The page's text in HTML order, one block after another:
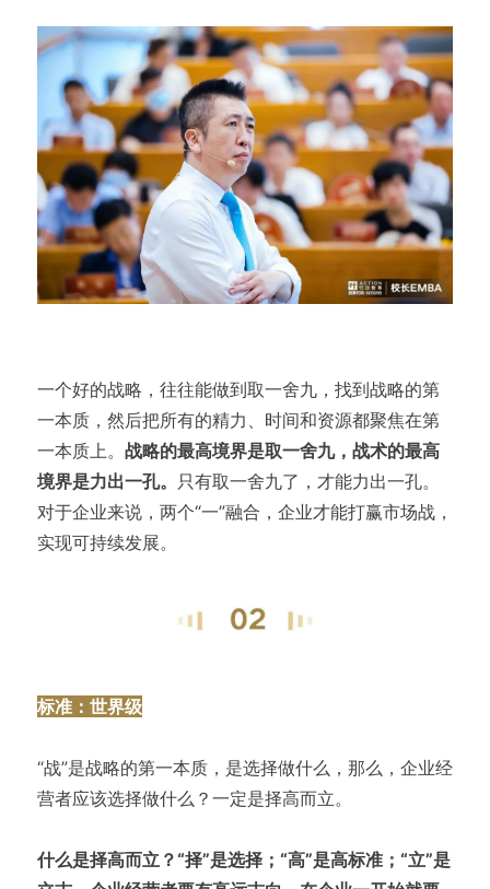
一个好的战略，往往能做到取一舍九，找到战略的第
一本质，然后把所有的精力、时间和资源都聚焦在第
一本质上。 战略的最高境界是取一舍九，战术的最高
境界是力出一孔。 只有取一舍九了，才能力出一孔。
对于企业来说，两个“一”融合，企业才能打赢市场战，
实现可持续发展。
标准：世界级
“战”是战略的第一本质，是选择做什么，那么，企业经
营者应该选择做什么？一定是择高而立。
什么是择高而立？“择”是选择；“高”是高标准；“立”是